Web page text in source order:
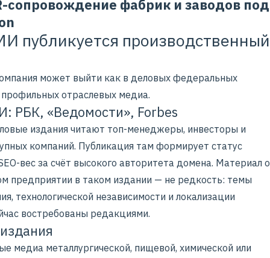
сопровождение фабрик и заводов под
публикуется производственный
может выйти как в деловых федеральных
профильных отраслевых медиа.
РБК, «Ведомости», Forbes
издания читают топ-менеджеры, инвесторы и
компаний. Публикация там формирует статус
вес за счёт высокого авторитета домена. Материал о
предприятии в таком издании — не редкость: темы
технологической независимости и локализации
востребованы редакциями.
медиа металлургической, пищевой, химической или